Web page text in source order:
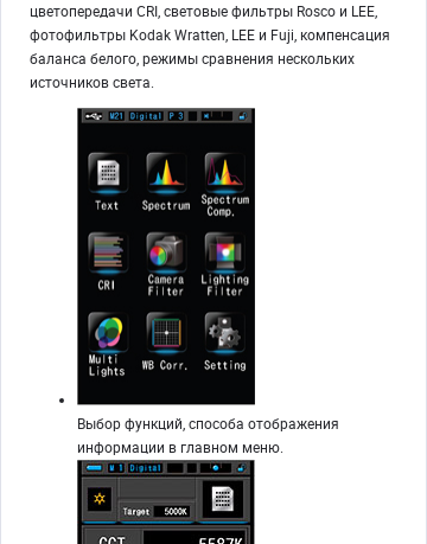
цветопередачи CRI, световые фильтры Rosco и LEE,
фотофильтры Kodak Wratten, LEE и Fuji, компенсация
баланса белого, режимы сравнения нескольких
источников света.
Выбор функций, способа отображения
информации в главном меню.